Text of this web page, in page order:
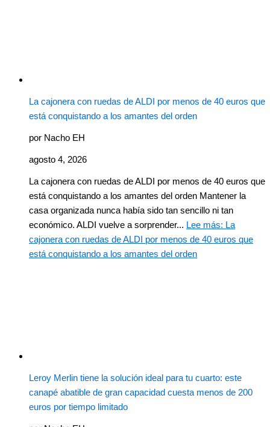
La cajonera con ruedas de ALDI por menos de 40 euros que
está conquistando a los amantes del orden
por Nacho EH
agosto 4, 2026
La cajonera con ruedas de ALDI por menos de 40 euros que
está conquistando a los amantes del orden Mantener la
casa organizada nunca había sido tan sencillo ni tan
económico. ALDI vuelve a sorprender... Lee más: La
cajonera con ruedas de ALDI por menos de 40 euros que
está conquistando a los amantes del orden
Leroy Merlin tiene la solución ideal para tu cuarto: este
canapé abatible de gran capacidad cuesta menos de 200
euros por tiempo limitado